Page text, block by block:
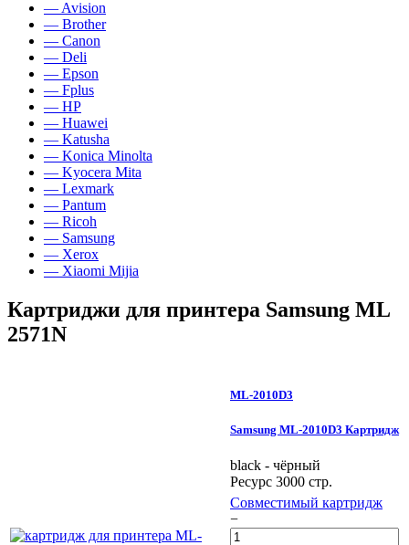
— Avision
— Brother
— Canon
— Deli
— Epson
— Fplus
— HP
— Huawei
— Katusha
— Konica Minolta
— Kyocera Mita
— Lexmark
— Pantum
— Ricoh
— Samsung
— Xerox
— Xiaomi Mijia
Картриджи для принтера Samsung ML
2571N
ML-2010D3
Samsung ML-2010D3 Картридж
black - чёрный
Ресурс 3000 стр.
Совместимый картридж
−